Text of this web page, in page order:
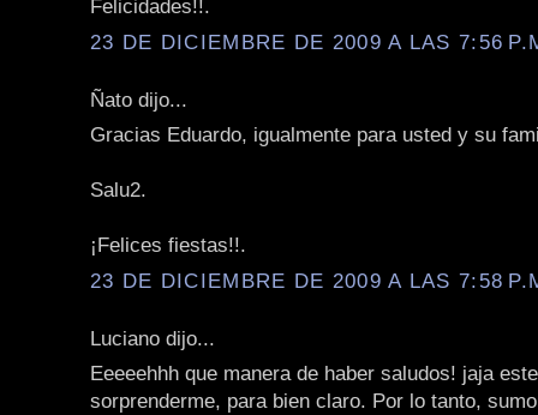
Felicidades!!.
23 DE DICIEMBRE DE 2009 A LAS 7:56
Ñato dijo...
Gracias Eduardo, igualmente para usted y su
Salu2.
¡Felices fiestas!!.
23 DE DICIEMBRE DE 2009 A LAS 7:58
Luciano dijo...
Eeeeehhh que manera de haber saludos! jaja
sorprenderme, para bien claro. Por lo tanto,